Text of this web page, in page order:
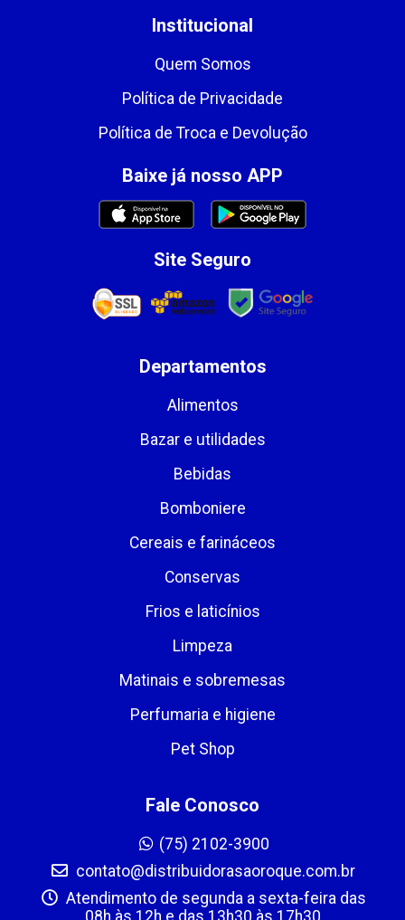
Institucional
Quem Somos
Política de Privacidade
Política de Troca e Devolução
Baixe já nosso APP
Site Seguro
Departamentos
Alimentos
Bazar e utilidades
Bebidas
Bomboniere
Cereais e farináceos
Conservas
Frios e laticínios
Limpeza
Matinais e sobremesas
Perfumaria e higiene
Pet Shop
Fale Conosco
(75) 2102-3900
contato@distribuidorasaoroque.com.br
Atendimento de segunda a sexta-feira das
08h às 12h e das 13h30 às 17h30